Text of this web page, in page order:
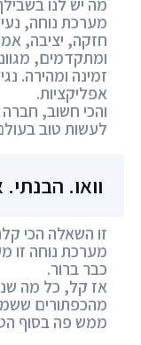
מערכת נוחה,
חזקה, יציבה,
ומתקדמים,
זמינה ומהירה.
אפליקציות.
והכי חשוב, חברה
לעשות טוב
וואו.
זו השאלה הכי
מערכת נוחה זו
כבר ברור.
אז קל, כל מה
מהכפתורים
ממש פה בסוף